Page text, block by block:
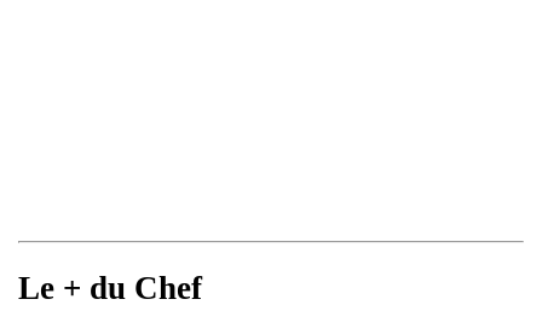
Le + du Chef